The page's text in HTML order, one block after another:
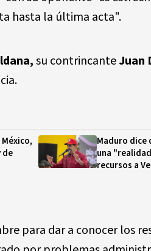
hasta la última acta".
su contrincanteJuan
de
Maduro dice
una
recursos a
para dar a conocer los